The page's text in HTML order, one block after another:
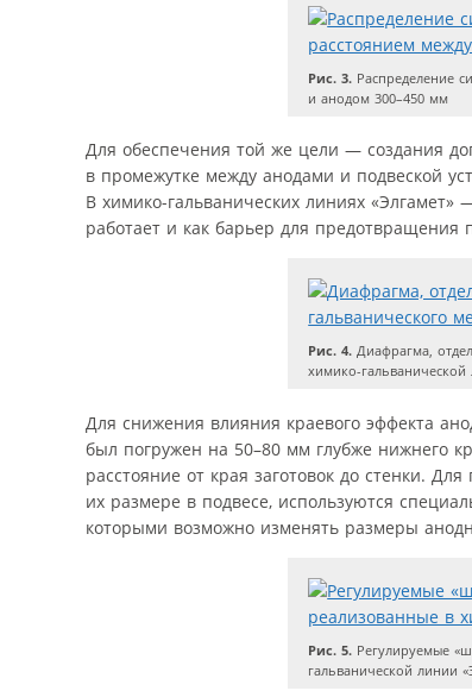
Рис. 3. Распределение
и анодом 300–450 мм
Для обеспечения той же цели — создания
в промежутке между анодами и подвеской
В химико-гальванических линиях
работает и как барьер для
Рис. 4. Диафрагма,
химико-гальванической
Для снижения влияния краевого эффекта
был погружен на 50–80 мм глубже нижнего
расстояние от края заготовок до стенки.
их размере в подвесе, используются
которыми возможно изменять размеры
Рис. 5. Регулируемые
гальванической линии